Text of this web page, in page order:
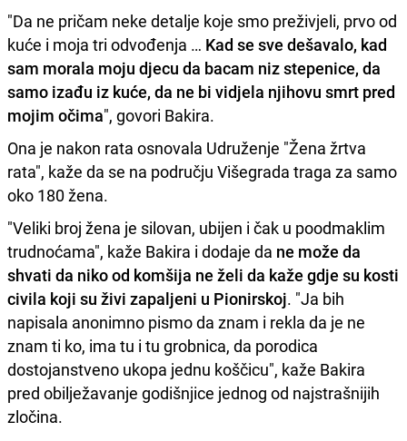
"Da ne pričam neke detalje koje smo preživjeli, prvo od
kuće i moja tri odvođenja … Kad se sve dešavalo, kad
sam morala moju djecu da bacam niz stepenice, da
samo izađu iz kuće, da ne bi vidjela njihovu smrt pred
mojim očima", govori Bakira.
Ona je nakon rata osnovala Udruženje "Žena žrtva
rata", kaže da se na području Višegrada traga za samo
oko 180 žena.
"Veliki broj žena je silovan, ubijen i čak u poodmaklim
trudnoćama", kaže Bakira i dodaje da ne može da
shvati da niko od komšija ne želi da kaže gdje su kosti
civila koji su živi zapaljeni u Pionirskoj. "Ja bih
napisala anonimno pismo da znam i rekla da je ne
znam ti ko, ima tu i tu grobnica, da porodica
dostojanstveno ukopa jednu koščicu", kaže Bakira
pred obilježavanje godišnjice jednog od najstrašnijih
zločina.